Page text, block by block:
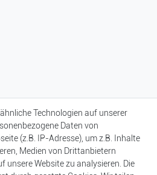
Technologien auf unserer
Daten von
(z.B. IP-Adresse), um z.B. Inhalte
Medien von Drittanbietern
unsere Website zu analysieren. Die